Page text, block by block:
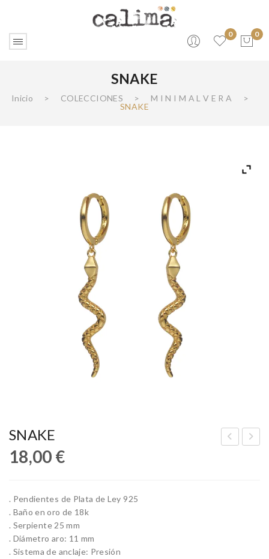
0
No products in the cart.
0
SNAKE
Inicio > COLECCIONES > M I N I M A L V E R A
>
SNAKE
SNAKE
18,00 €
. Pendientes de Plata de Ley 925
. Baño en oro de 18k
. Serpiente 25 mm
. Diámetro aro: 11 mm
. Sistema de anclaje: Presión